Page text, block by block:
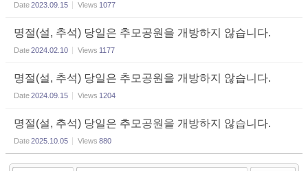
Date2023.09.15 Views 1077
명절(설, 추석) 당일은 추모공원을 개방하지 않습니다.
Date2024.02.10 Views 1177
명절(설, 추석) 당일은 추모공원을 개방하지 않습니다.
Date2024.09.15 Views 1204
명절(설, 추석) 당일은 추모공원을 개방하지 않습니다.
Date2025.10.05 Views 880